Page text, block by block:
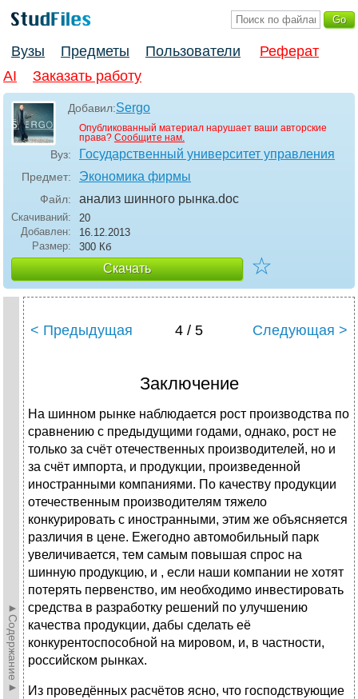
Вузы Предметы Пользователи
Реферат
AI
Заказать работу
Добавил:Sergo
Опубликованный материал нарушает ваши авторские
права? Сообщите нам.
Вуз: Государственный университет управления
Предмет: Экономика фирмы
Файл: анализ шинного рынка.doc
Скачиваний:
20
Добавлен:
16.12.2013
Размер:
300 Кб
Скачать ☆
►Содержание►
< Предыдущая 4 / 5 Следующая >
Заключение
На шинном рынке наблюдается рост производства по
сравнению с предыдущими годами, однако, рост не
только за счёт отечественных производителей, но и
за счёт импорта, и продукции, произведенной
иностранными компаниями. По качеству продукции
отечественным производителям тяжело
конкурировать с иностранными, этим же объясняется
различия в цене. Ежегодно автомобильный парк
увеличивается, тем самым повышая спрос на
шинную продукцию, и , если наши компании не хотят
потерять первенство, им необходимо инвестировать
средства в разработку решений по улучшению
качества продукции, дабы сделать её
конкурентоспособной на мировом, и, в частности,
российском рынках.
Из проведённых расчётов ясно, что господствующие